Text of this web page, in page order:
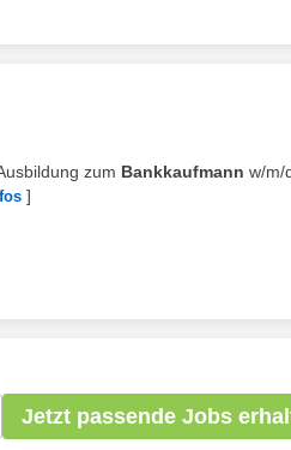
zum Bankkaufmann w/m/
]
Jetzt passende Jobs